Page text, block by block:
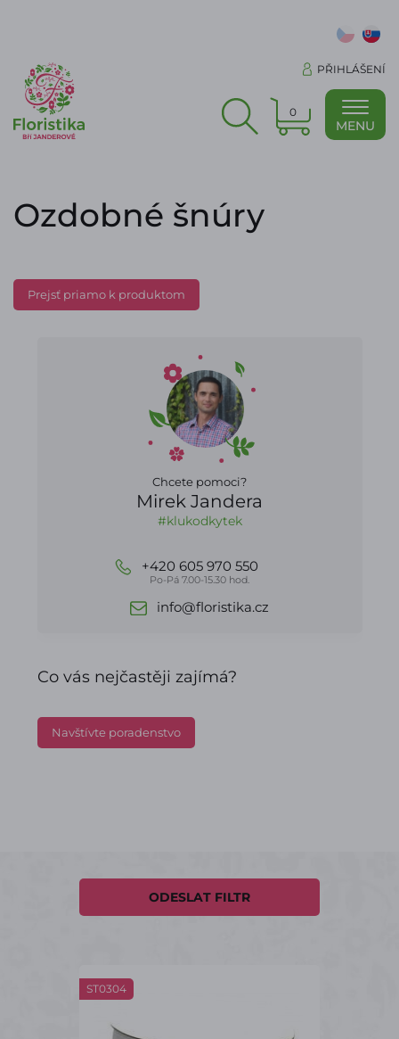
PŘIHLÁŠENÍ
0
MENU
Ozdobné šnúry
Prejsť priamo k produktom
Chcete pomoci?
Mirek Jandera
#klukodkytek
+420 605 970 550
Po-Pá 7.00-15.30 hod.
info@floristika.cz
Co vás nejčastěji zajímá?
Navštívte poradenstvo
ODESLAT FILTR
ST0304